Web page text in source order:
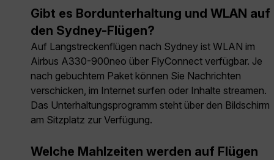
Gibt es Bordunterhaltung und WLAN auf
den Sydney-Flügen?
Auf Langstreckenflügen nach Sydney ist WLAN im
Airbus A330-900neo über FlyConnect verfügbar. Je
nach gebuchtem Paket können Sie Nachrichten
verschicken, im Internet surfen oder Inhalte streamen.
Das Unterhaltungsprogramm steht über den Bildschirm
am Sitzplatz zur Verfügung.
Welche Mahlzeiten werden auf Flügen